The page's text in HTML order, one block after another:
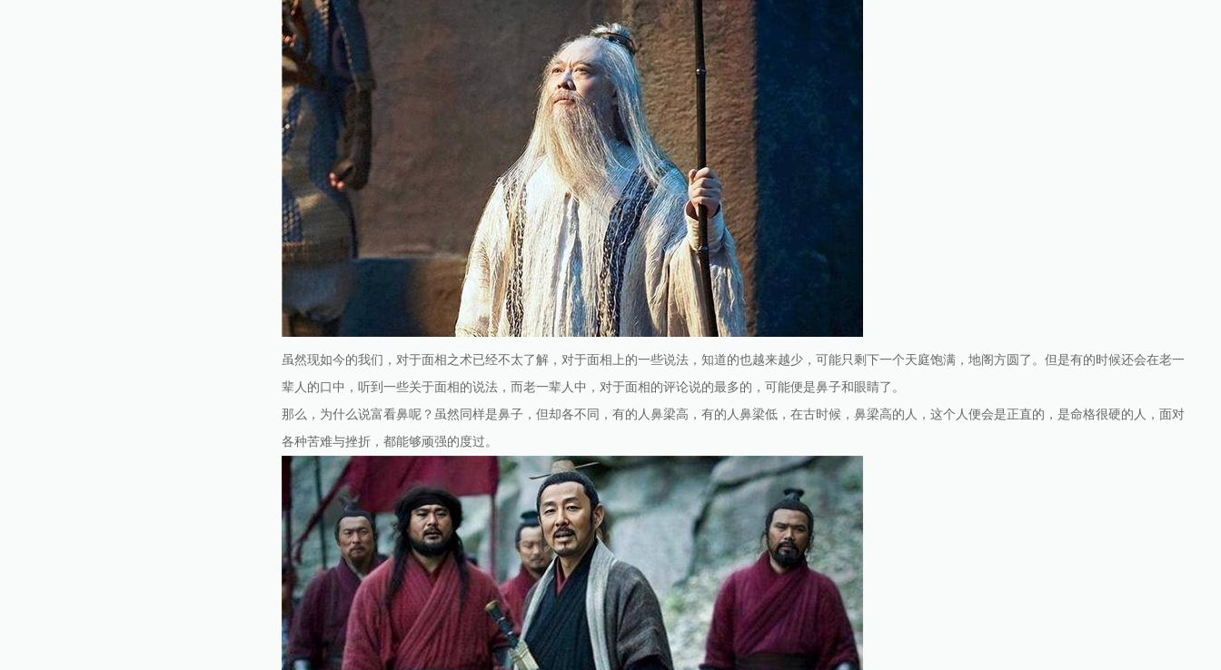
虽然现如今的我们，对于面相之术已经不太了解，对于面相上的一些说法，知道的也越来越少，可能只剩下一个天庭饱满，地阁方圆了。但是有的时候还会在老一
辈人的口中，听到一些关于面相的说法，而老一辈人中，对于面相的评论说的最多的，可能便是鼻子和眼睛了。
那么，为什么说富看鼻呢？虽然同样是鼻子，但却各不同，有的人鼻梁高，有的人鼻梁低，在古时候，鼻梁高的人，这个人便会是正直的，是命格很硬的人，面对
各种苦难与挫折，都能够顽强的度过。